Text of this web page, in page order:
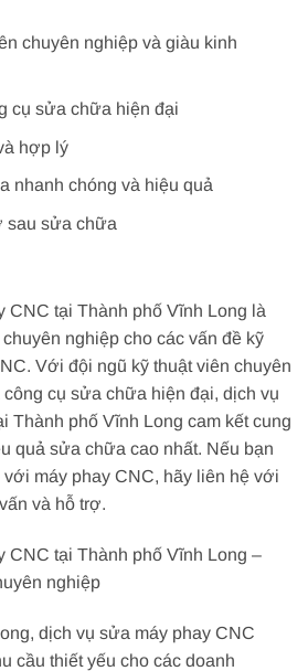
chuyên nghiệp và giàu kinh
cụ sửa chữa hiện đại
hợp lý
nhanh chóng và hiệu quả
sau sửa chữa
CNC tại Thành phố Vĩnh Long là
nghiệp cho các vấn đề kỹ
Với đội ngũ kỹ thuật viên chuyên
cụ sửa chữa hiện đại, dịch vụ
Thành phố Vĩnh Long cam kết cung
quả sửa chữa cao nhất. Nếu bạn
máy phay CNC, hãy liên hệ với
và hỗ trợ.
CNC tại Thành phố Vĩnh Long –
nghiệp
dịch vụ sửa máy phay CNC
cầu thiết yếu cho các doanh